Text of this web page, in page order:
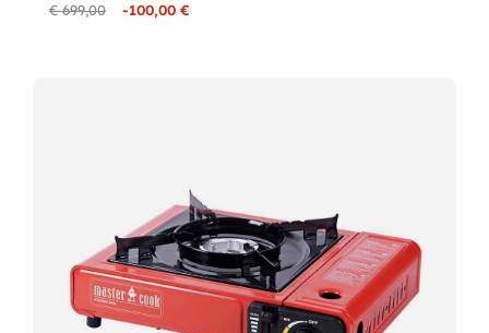
€ 699,00 -100,00 €